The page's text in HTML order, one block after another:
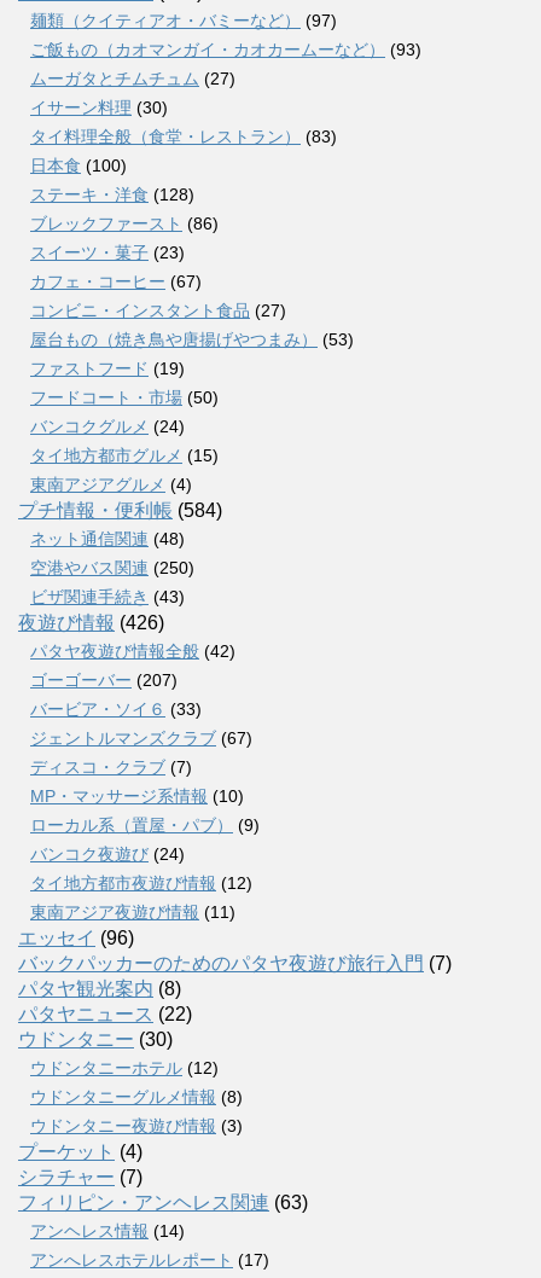
麺類（クイティアオ・バミーなど）
(97)
ご飯もの（カオマンガイ・カオカームーなど）
(93)
ムーガタとチムチュム (27)
イサーン料理 (30)
タイ料理全般（食堂・レストラン）
(83)
日本食 (100)
ステーキ・洋食 (128)
ブレックファースト (86)
スイーツ・菓子 (23)
カフェ・コーヒー (67)
コンビニ・インスタント食品 (27)
屋台もの（焼き鳥や唐揚げやつまみ）
(53)
ファストフード (19)
フードコート・市場 (50)
バンコクグルメ (24)
タイ地方都市グルメ (15)
東南アジアグルメ (4)
プチ情報・便利帳 (584)
ネット通信関連 (48)
空港やバス関連 (250)
ビザ関連手続き (43)
夜遊び情報 (426)
パタヤ夜遊び情報全般 (42)
ゴーゴーバー (207)
バービア・ソイ６ (33)
ジェントルマンズクラブ (67)
ディスコ・クラブ (7)
MP・マッサージ系情報 (10)
ローカル系（置屋・パブ）
(9)
バンコク夜遊び (24)
タイ地方都市夜遊び情報 (12)
東南アジア夜遊び情報 (11)
エッセイ (96)
バックパッカーのためのパタヤ夜遊び旅行入門 (7)
パタヤ観光案内 (8)
パタヤニュース (22)
ウドンタニー (30)
ウドンタニーホテル (12)
ウドンタニーグルメ情報 (8)
ウドンタニー夜遊び情報 (3)
プーケット (4)
シラチャー (7)
フィリピン・アンヘレス関連 (63)
アンヘレス情報 (14)
アンへレスホテルレポート (17)